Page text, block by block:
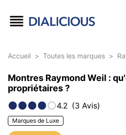
Accueil > Toutes les marques >
Montres Raymond Weil :
propriétaires ?
4.2 (3 Avis)
Marques de Luxe